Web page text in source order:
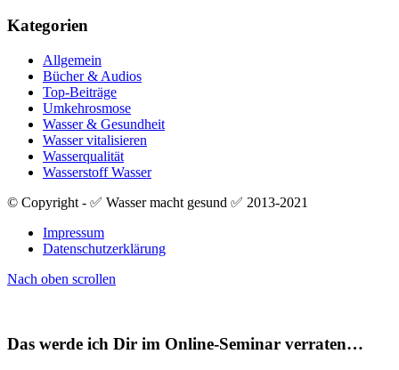
Kategorien
Allgemein
Bücher & Audios
Top-Beiträge
Umkehrosmose
Wasser & Gesundheit
Wasser vitalisieren
Wasserqualität
Wasserstoff Wasser
© Copyright - ✅ Wasser macht gesund ✅ 2013-2021
Impressum
Datenschutzerklärung
Nach oben scrollen
Das werde ich Dir im Online-Seminar verraten…